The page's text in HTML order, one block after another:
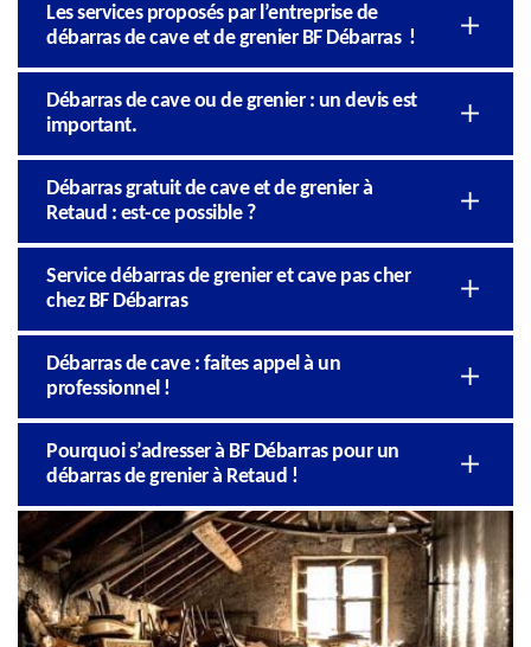
Les services proposés par l’entreprise de
débarras de cave et de grenier BF Débarras !
Débarras de cave ou de grenier : un devis est
important.
Débarras gratuit de cave et de grenier à
Retaud : est-ce possible ?
Service débarras de grenier et cave pas cher
chez BF Débarras
Débarras de cave : faites appel à un
professionnel !
Pourquoi s’adresser à BF Débarras pour un
débarras de grenier à Retaud !